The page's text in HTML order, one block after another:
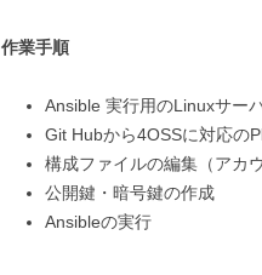
作業手順
Ansible 実行用のLinuxサー
Git Hubから4OSSに対応の
構成ファイルの編集（アカ
公開鍵・暗号鍵の作成
Ansibleの実行